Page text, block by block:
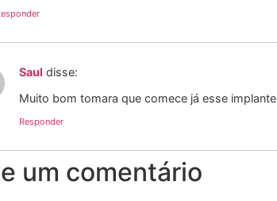
Saul disse:
Muito bom tomara que comece já esse implante
Responder
um comentário